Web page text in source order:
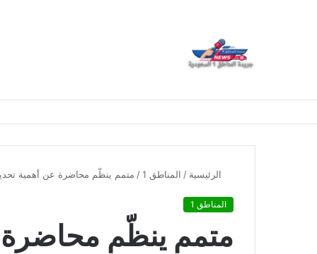
الرئيسية / المناطق 1 / متمم ينظّم محاضرة عن أهمية
المناطق 1
متمم ينظّم